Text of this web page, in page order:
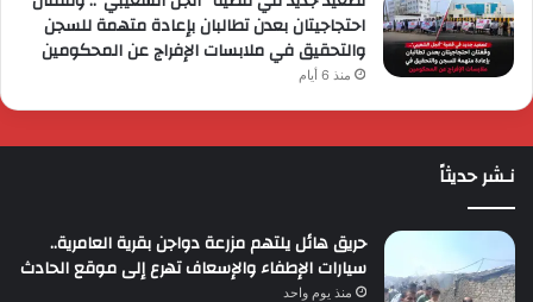
احتجاجيتان بعدن تطالبان بإعادة متهمة للسجن
والتحقيق في ملابسات الإفراج عن المحكومين
منذ 6 أيام
نـشر حديثاً
حريق هائل يلتهم مزرعة دواجن بقرية العامرية..
سيارات الإطفاء والإسعاف تهرع إلى موقع الحادث
منذ يوم واحد